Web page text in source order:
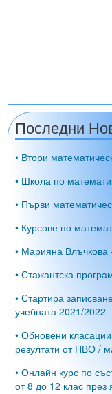
Последни
• Втори
• Школа по
• Първи
• Курсове по
• Марияна Влъчкова
• Стажантска
• Стартира
учебната 2021/2022
• Обновени
резултати от НВО /
• Онлайн курс по
от 8 до 12 клас